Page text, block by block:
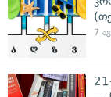
7